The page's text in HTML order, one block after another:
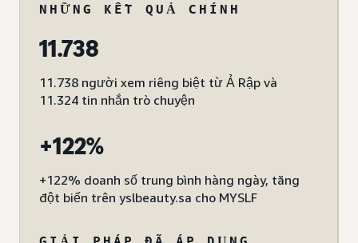
NHỮNG KẾT QUẢ CHÍNH
11.738
11.738 người xem riêng biệt từ Ả Rập và
11.324 tin nhắn trò chuyện
+122%
+122% doanh số trung bình hàng ngày, tăng
đột biến trên yslbeauty.sa cho MYSLF